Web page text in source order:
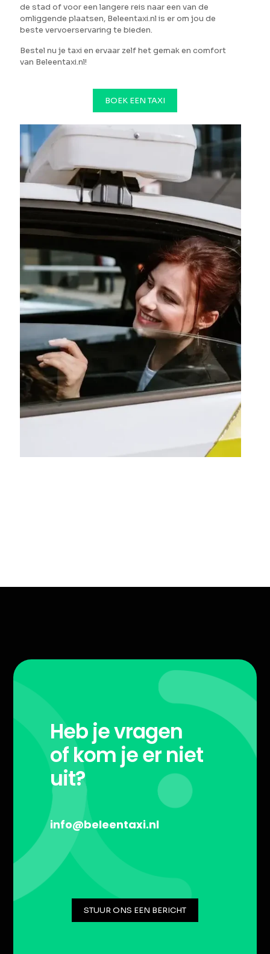
de stad of voor een langere reis naar een van de
omliggende plaatsen, Beleentaxi.nl is er om jou de
beste vervoerservaring te bieden.
Bestel nu je taxi en ervaar zelf het gemak en comfort
van Beleentaxi.nl!
BOEK EEN TAXI
Heb je vragen
of kom je er niet
uit?
info@beleentaxi.nl
STUUR ONS EEN BERICHT